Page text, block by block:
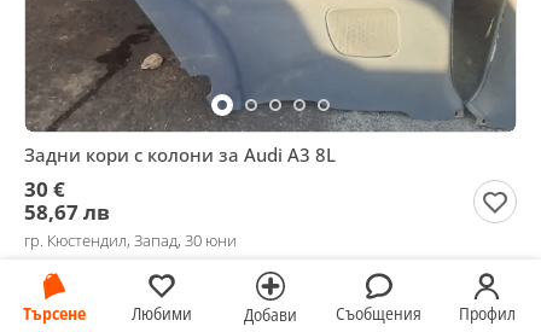
Търсене Любими Добави Съобщения Профил
Задни кори с колони за Audi A3 8L
30 €
58,67 лв
гр. Кюстендил, Запад, 30 юни